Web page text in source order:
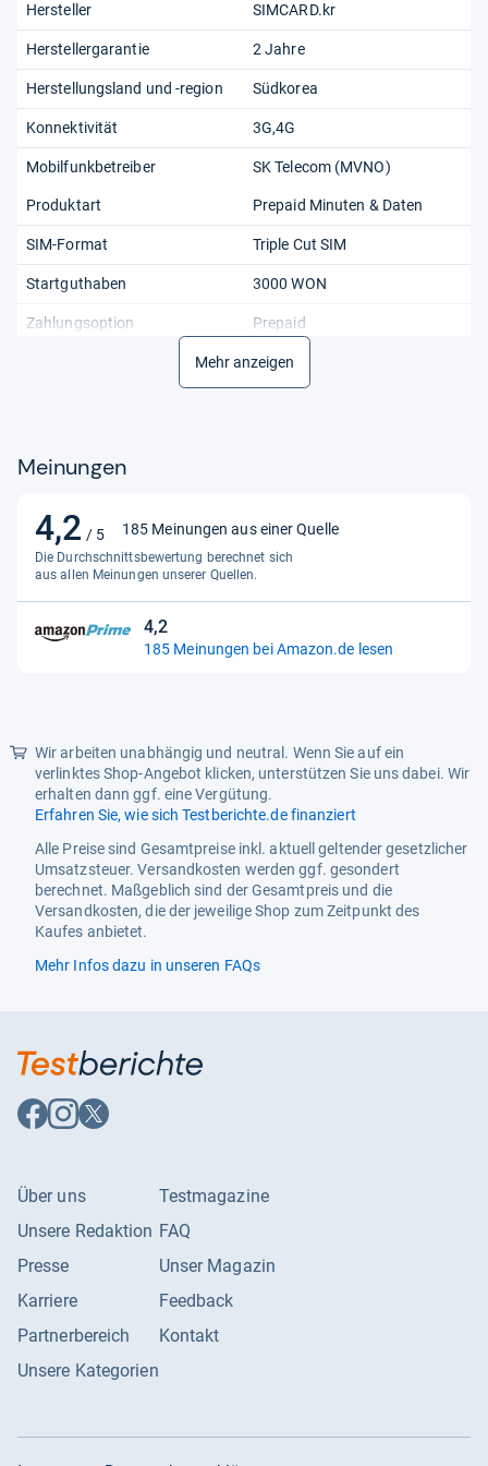
Hersteller SIMCARD.kr
Herstellergarantie 2 Jahre
Herstellungsland und -region Südkorea
Konnektivität 3G,4G
Mobilfunkbetreiber SK Telecom (MVNO)
Produktart Prepaid Minuten & Daten
SIM-Format Triple Cut SIM
Startguthaben 3000 WON
Zahlungsoption Prepaid
Mehr anzeigen
Meinungen
4,2 / 5
4,2
von
5
Sternen
185 Meinungen aus einer Quelle
Die Durchschnittsbewertung berechnet sich
aus allen Meinungen unserer Quellen.
4,2
4,2
von
185 Meinungen bei Amazon.de lesen
Wir arbeiten unabhängig und neutral. Wenn Sie auf ein
verlinktes Shop-Angebot klicken, unterstützen Sie uns dabei. Wir
erhalten dann ggf. eine Vergütung.
Erfahren Sie, wie sich Testberichte.de finanziert
Alle Preise sind Gesamtpreise inkl. aktuell geltender gesetzlicher
Umsatzsteuer. Versandkosten werden ggf. gesondert
berechnet. Maßgeblich sind der Gesamtpreis und die
Versandkosten, die der jeweilige Shop zum Zeitpunkt des
Kaufes anbietet.
Mehr Infos dazu in unseren FAQs
Auf
Facebook
Auf
Instagram
Auf
X
Über uns
Unsere Redaktion
Presse
Karriere
Partnerbereich
Unsere Kategorien
Testmagazine
FAQ
Unser Magazin
Feedback
Kontakt